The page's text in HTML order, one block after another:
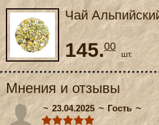
Чай
145.00
шт.
Мнения и отзывы
23.04.2025 Гость